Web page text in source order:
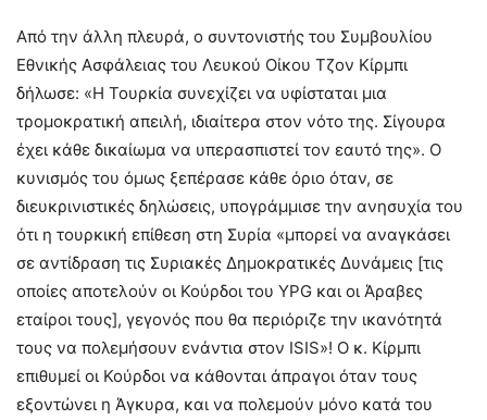
Από την άλλη πλευρά, ο συντονιστής του Συμβουλίου
Εθνικής Ασφάλειας του Λευκού Οίκου Τζον Κίρμπι
δήλωσε: «Η Τουρκία συνεχίζει να υφίσταται μια
τρομοκρατική απειλή, ιδιαίτερα στον νότο της. Σίγουρα
έχει κάθε δικαίωμα να υπερασπιστεί τον εαυτό της». Ο
κυνισμός του όμως ξεπέρασε κάθε όριο όταν, σε
διευκρινιστικές δηλώσεις, υπογράμμισε την ανησυχία του
ότι η τουρκική επίθεση στη Συρία «μπορεί να αναγκάσει
σε αντίδραση τις Συριακές Δημοκρατικές Δυνάμεις [τις
οποίες αποτελούν οι Κούρδοι του YPG και οι Άραβες
εταίροι τους], γεγονός που θα περιόριζε την ικανότητά
τους να πολεμήσουν ενάντια στον ISIS»! Ο κ. Κίρμπι
επιθυμεί οι Κούρδοι να κάθονται άπραγοι όταν τους
εξοντώνει η Άγκυρα, και να πολεμούν μόνο κατά του